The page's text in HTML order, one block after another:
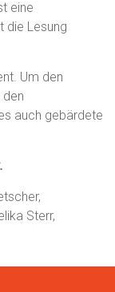
eine
die Lesung
Um den
den
auch gebärdete
Sterr,